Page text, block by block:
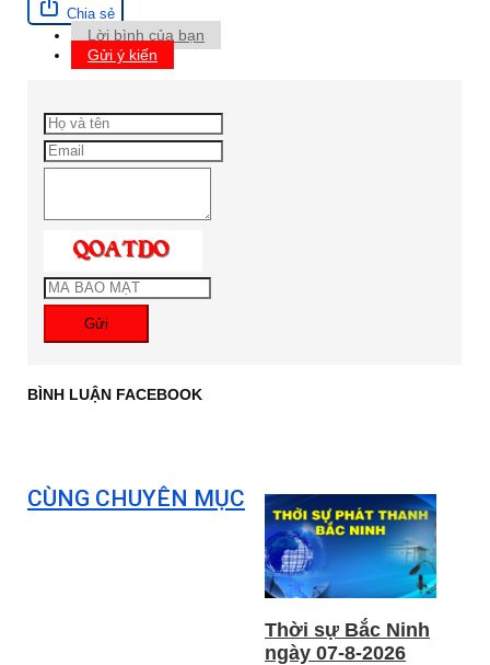
Chia sẻ
Lời bình của bạn
Gửi ý kiến
Gửi
BÌNH LUẬN FACEBOOK
CÙNG CHUYÊN MỤC
Thời sự Bắc Ninh
ngày 07-8-2026